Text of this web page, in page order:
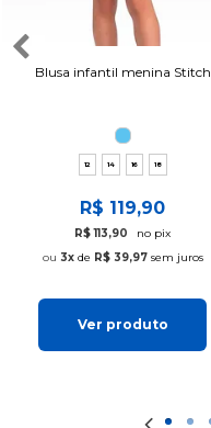
Blusa infantil menina Stitch
12 14 16 18
R$ 119,90
R$ 113,90
no pix
3xde R$ 39,97sem juros
Ver produto